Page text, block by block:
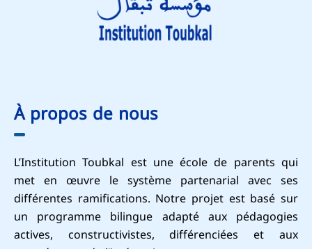
À propos de nous
L’Institution Toubkal est une école de parents qui
met en œuvre le système partenarial avec ses
différentes ramifications. Notre projet est basé sur
un programme bilingue adapté aux pédagogies
actives, constructivistes, différenciées et aux